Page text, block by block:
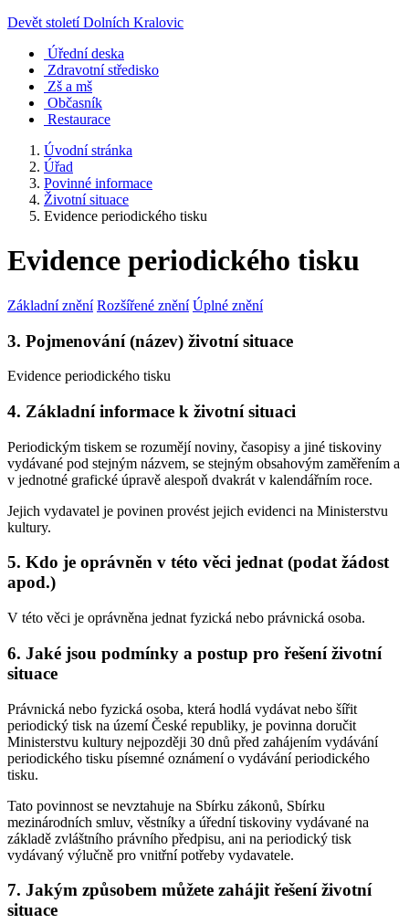
Devět století Dolních Kralovic
Úřední deska
Zdravotní středisko
Zš a mš
Občasník
Restaurace
Úvodní stránka
Úřad
Povinné informace
Životní situace
Evidence periodického tisku
Evidence periodického tisku
Základní znění Rozšířené znění Úplné znění
3. Pojmenování (název) životní situace
Evidence periodického tisku
4. Základní informace k životní situaci
Periodickým tiskem se rozumějí noviny, časopisy a jiné tiskoviny
vydávané pod stejným názvem, se stejným obsahovým zaměřením a
v jednotné grafické úpravě alespoň dvakrát v kalendářním roce.
Jejich vydavatel je povinen provést jejich evidenci na Ministerstvu
kultury.
5. Kdo je oprávněn v této věci jednat (podat žádost
apod.)
V této věci je oprávněna jednat fyzická nebo právnická osoba.
6. Jaké jsou podmínky a postup pro řešení životní
situace
Právnická nebo fyzická osoba, která hodlá vydávat nebo šířit
periodický tisk na území České republiky, je povinna doručit
Ministerstvu kultury nejpozději 30 dnů před zahájením vydávání
periodického tisku písemné oznámení o vydávání periodického
tisku.
Tato povinnost se nevztahuje na Sbírku zákonů, Sbírku
mezinárodních smluv, věstníky a úřední tiskoviny vydávané na
základě zvláštního právního předpisu, ani na periodický tisk
vydávaný výlučně pro vnitřní potřeby vydavatele.
7. Jakým způsobem můžete zahájit řešení životní
situace